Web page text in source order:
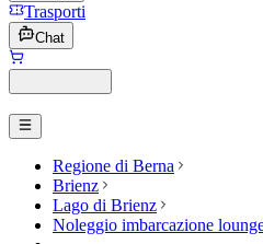
Trasporti
Chat
Regione di Berna
Brienz
Lago di Brienz
Noleggio imbarcazione